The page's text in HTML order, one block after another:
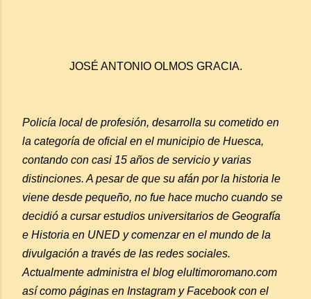
JOSÉ ANTONIO OLMOS GRACIA.
Policía local de profesión, desarrolla su cometido en
la categoría de oficial en el municipio de Huesca,
contando con casi 15 años de servicio y varias
distinciones. A pesar de que su afán por la historia le
viene desde pequeño, no fue hace mucho cuando se
decidió a cursar estudios universitarios de Geografía
e Historia en UNED y comenzar en el mundo de la
divulgación a través de las redes sociales.
Actualmente administra el blog elultimoromano.com
así como páginas en Instagram y Facebook con el